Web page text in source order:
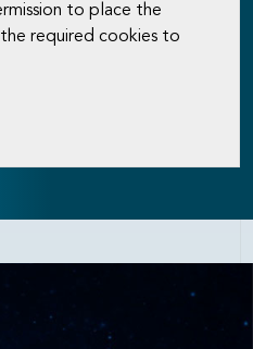
to place the
required cookies to